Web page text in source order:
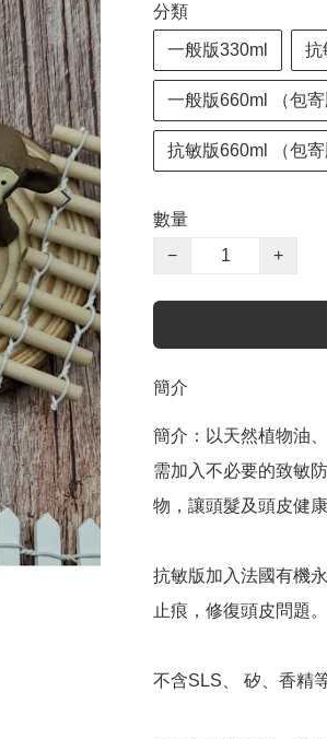
分類
一般版330ml 抗
一般版660ml （包寄
抗敏版660ml （包寄
數量
−
+
簡介
簡介：以天然植物油
需加入不必要的致敏
物，讓頭髮及頭皮健康
抗敏版加入法國有機
止痕，修復頭皮問題。
不含SLS、 矽、香精